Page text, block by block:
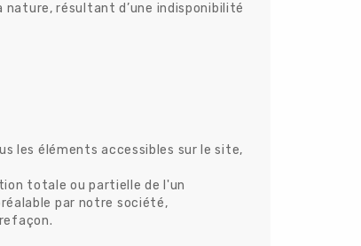
résultant d’une indisponibilité
les éléments accessibles sur le site,
totale ou partielle de l'un
par notre société,